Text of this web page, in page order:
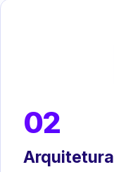
02
Arquitetura